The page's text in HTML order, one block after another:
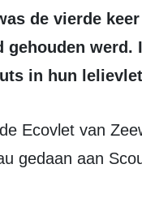
de vierde
gehouden
in hun
gedaan aan